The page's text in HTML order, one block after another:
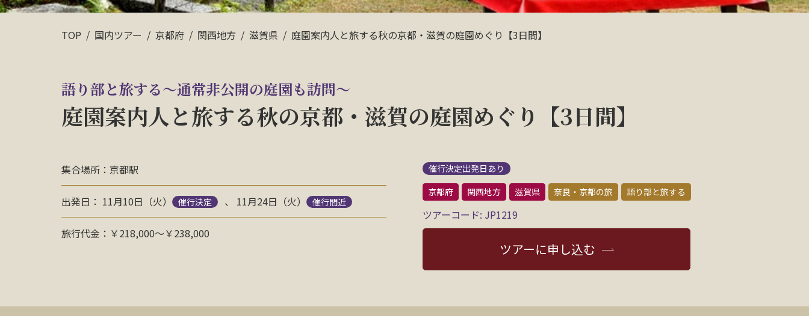
TOP 国内ツアー 京都府 関西地方 滋賀県 庭園案内人と旅する秋の京都・滋賀の庭園めぐり【3日間】
語り部と旅する～通常非公開の庭園も訪問～
庭園案内人と旅する秋の京都・滋賀の庭園めぐり【3日間】
集合場所：京都駅
出発日： 11月10日（火） 催行決定 、 11月24日（火） 催行間近
旅行代金：￥218,000～￥238,000
催行決定出発日あり
京都府
関西地方 滋賀県 奈良・京都の旅 語り部と旅する
ツアーコード: JP1219
ツアーに申し込む